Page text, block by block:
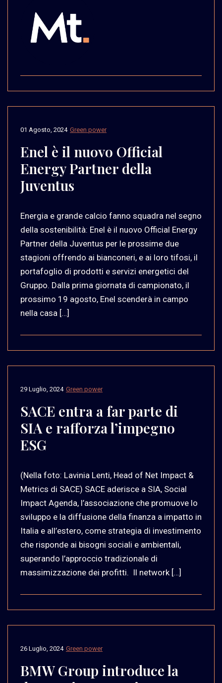
Green power
01 Agosto, 2024
Enel è il nuovo Official
Energy Partner della
Juventus
Energia e grande calcio fanno squadra nel segno
della sostenibilità: Enel è il nuovo Official Energy
Partner della Juventus per le prossime due
stagioni offrendo ai bianconeri, e ai loro tifosi, il
portafoglio di prodotti e servizi energetici del
Gruppo. Dalla prima giornata di campionato, il
prossimo 19 agosto, Enel scenderà in campo
nella casa […]
Green power
29 Luglio, 2024
SACE entra a far parte di
SIA e rafforza l’impegno
ESG
(Nella foto: Lavinia Lenti, Head of Net Impact &
Metrics di SACE) SACE aderisce a SIA, Social
Impact Agenda, l’associazione che promuove lo
sviluppo e la diffusione della finanza a impatto in
Italia e all’estero, come strategia di investimento
che risponde ai bisogni sociali e ambientali,
superando l’approccio tradizionale di
massimizzazione dei profitti. Il network […]
Green power
26 Luglio, 2024
BMW Group introduce la